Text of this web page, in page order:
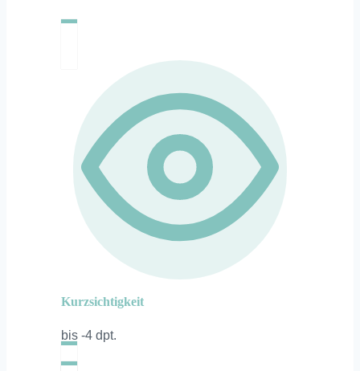
Kurzsichtigkeit
bis -4 dpt.